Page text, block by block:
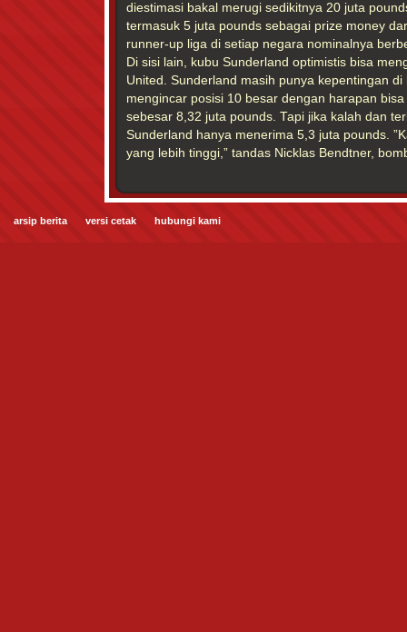
diestimasi bakal merugi sedikitnya 20 juta
termasuk 5 juta pounds sebagai prize money
runner-up liga di setiap negara nominalnya
Di sisi lain, kubu Sunderland optimistis bisa
United. Sunderland masih punya kepentingan
mengincar posisi 10 besar dengan harapan
sebesar 8,32 juta pounds. Tapi jika kalah dan
Sunderland hanya menerima 5,3 juta pounds.
yang lebih tinggi,” tandas Nicklas Bendtner,
arsip berita versi cetak hubungi kami